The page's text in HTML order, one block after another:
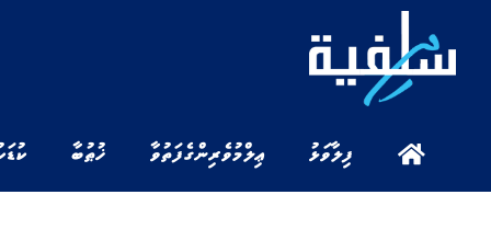
ފިލާވަޅު ޢިލްމުވެރިންގެ ފަތުވާ ޚުޠުބާ